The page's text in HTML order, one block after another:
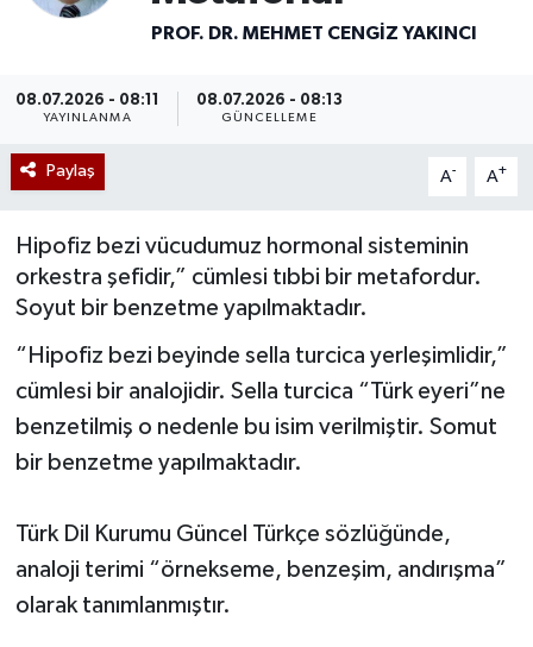
PROF. DR. MEHMET CENGIZ YAKINCI
08.07.2026 - 08:11
YAYINLANMA
08.07.2026 - 08:13
GÜNCELLEME
Paylaş A- A+
Hipofiz bezi vücudumuz hormonal sisteminin
orkestra şefidir,” cümlesi tıbbi bir metafordur.
Soyut bir benzetme yapılmaktadır.
“Hipofiz bezi beyinde sella turcica yerleşimlidir,”
cümlesi bir analojidir. Sella turcica “Türk eyeri”ne
benzetilmiş o nedenle bu isim verilmiştir. Somut
bir benzetme yapılmaktadır.
Türk Dil Kurumu Güncel Türkçe sözlüğünde,
analoji terimi “örnekseme, benzeşim, andırışma”
olarak tanımlanmıştır.
Mevzuat